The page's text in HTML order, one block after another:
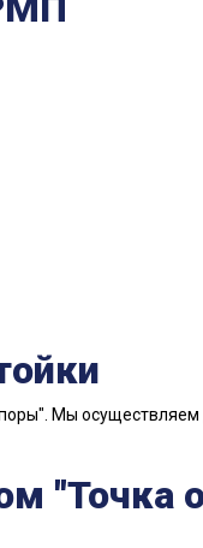
Мы осуществляем
"Точка